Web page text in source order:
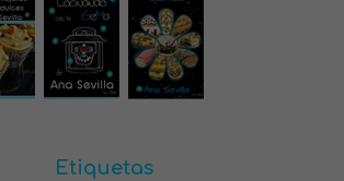
Etiquetas